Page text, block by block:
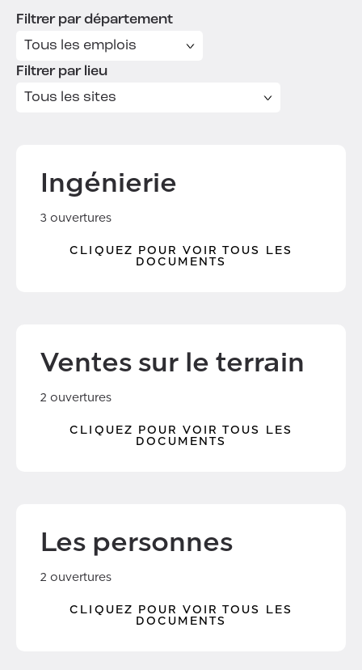
Filtrer par département
Filtrer par lieu
Ingénierie
3 ouvertures
CLIQUEZ POUR VOIR TOUS LES
DOCUMENTS
Ventes sur le terrain
2 ouvertures
CLIQUEZ POUR VOIR TOUS LES
DOCUMENTS
Les personnes
2 ouvertures
CLIQUEZ POUR VOIR TOUS LES
DOCUMENTS